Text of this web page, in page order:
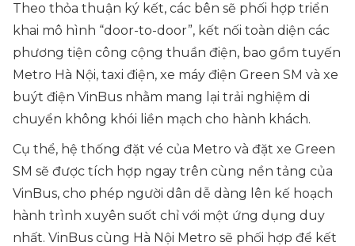
Theo thỏa thuận ký kết, các bên sẽ phối hợp triển
khai mô hình “door-to-door”, kết nối toàn diện các
phương tiện công cộng thuần điện, bao gồm tuyến
Metro Hà Nội, taxi điện, xe máy điện Green SM và xe
buýt điện VinBus nhằm mang lại trải nghiệm di
chuyển không khói liền mạch cho hành khách.
Cụ thể, hệ thống đặt vé của Metro và đặt xe Green
SM sẽ được tích hợp ngay trên cùng nền tảng của
VinBus, cho phép người dân dễ dàng lên kế hoạch
hành trình xuyên suốt chỉ với một ứng dụng duy
nhất. VinBus cùng Hà Nội Metro sẽ phối hợp để kết